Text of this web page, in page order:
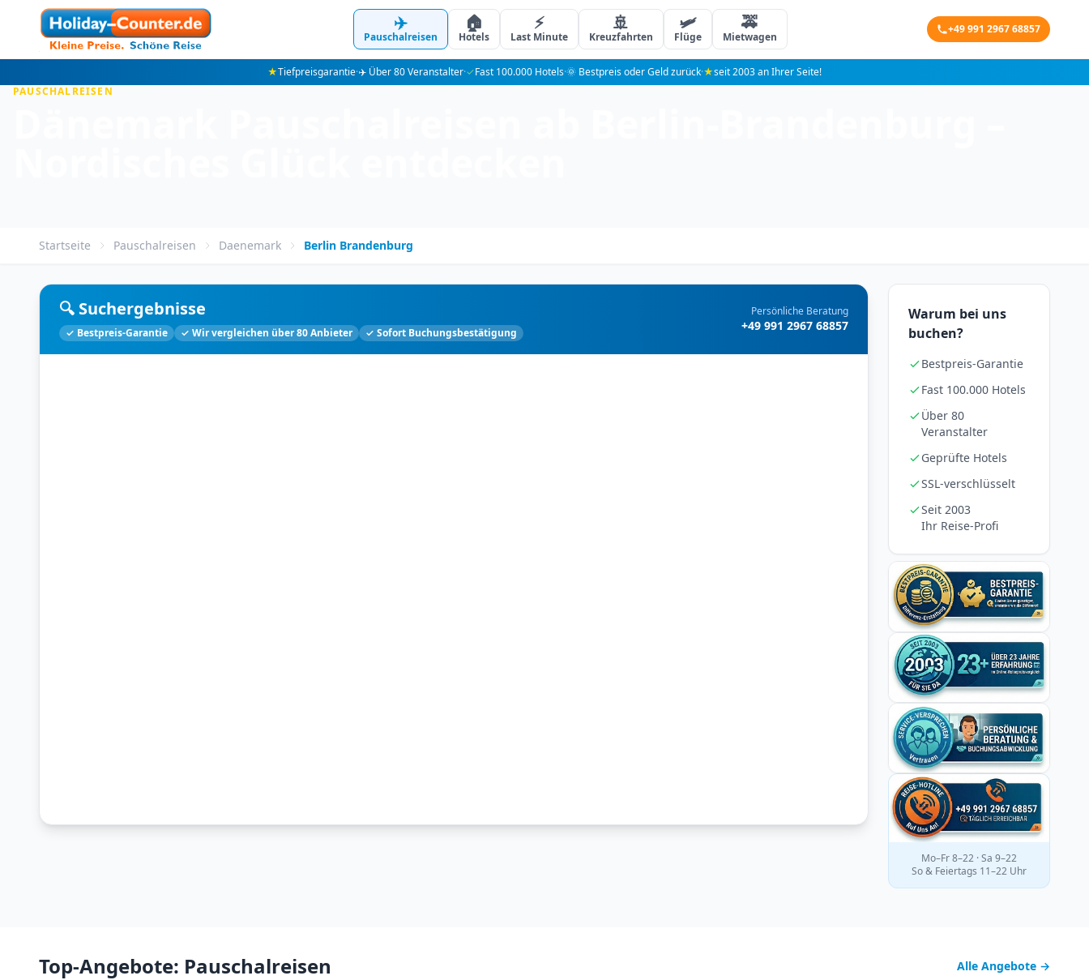
✈️
Pauschalreisen
🏠
Hotels
⚡
Last Minute
🚢
Kreuzfahrten
🛩️
Flüge
🚕
Mietwagen
+49 991 2967 68857
★Tiefpreisgarantie·✈️ Über 80 Veranstalter·✓Fast 100.000 Hotels·🌞 Bestpreis oder Geld zurück·★seit 2003 an Ihrer Seite!
PAUSCHALREISEN
Startseite Pauschalreisen Daenemark Berlin Brandenburg
🔍 Suchergebnisse
✓ Bestpreis-Garantie ✓ Wir vergleichen über 80 Anbieter ✓ Sofort Buchungsbestätigung
Persönliche Beratung
+49 991 2967 68857
Warum bei uns
buchen?
Bestpreis-Garantie
Fast 100.000 Hotels
Über 80
Veranstalter
Geprüfte Hotels
SSL-verschlüsselt
Seit 2003
Ihr Reise-Profi
Mo–Fr 8–22 · Sa 9–22
So & Feiertags 11–22 Uhr
Top-Angebote: Pauschalreisen Alle Angebote →